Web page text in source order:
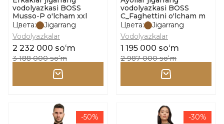
vodolyazkasi BOSS
Musso-P o'lcham xxl
Цвета:
Jigarrang
Vodolyazkalar
2 232 000 soʻm
3 188 000 soʻm
vodolyazkasi BOSS
C_Faghettini o'lcham m
Цвета:
Jigarrang
Vodolyazkalar
1 195 000 soʻm
2 987 000 soʻm
-50% -30%